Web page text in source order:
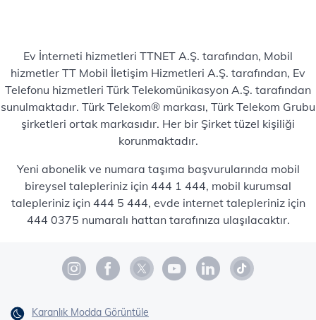
Ev İnterneti hizmetleri TTNET A.Ş. tarafından, Mobil
hizmetler TT Mobil İletişim Hizmetleri A.Ş. tarafından, Ev
Telefonu hizmetleri Türk Telekomünikasyon A.Ş. tarafından
sunulmaktadır. Türk Telekom® markası, Türk Telekom Grubu
şirketleri ortak markasıdır. Her bir Şirket tüzel kişiliği
korunmaktadır.
Yeni abonelik ve numara taşıma başvurularında mobil
bireysel talepleriniz için 444 1 444, mobil kurumsal
talepleriniz için 444 5 444, evde internet talepleriniz için
444 0375 numaralı hattan tarafınıza ulaşılacaktır.
Karanlık Modda Görüntüle